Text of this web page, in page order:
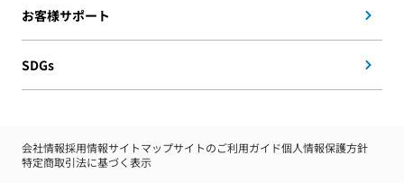
お客様サポート
SDGs
会社情報採用情報サイトマップサイトのご利用ガイド個人情報保護方針
特定商取引法に基づく表示